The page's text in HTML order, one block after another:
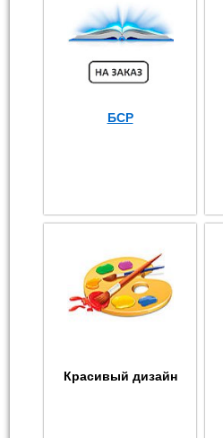
БСР
Красивый дизайн